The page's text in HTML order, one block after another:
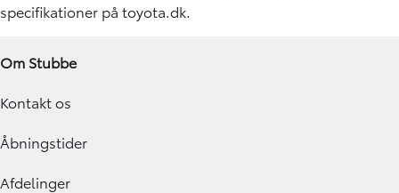
specifikationer på toyota.dk.
Om Stubbe
Kontakt os
Åbningstider
Afdelinger